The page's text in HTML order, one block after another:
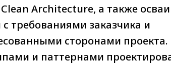
Clean Architecture, а также
требованиями заказчика и
сторонами проекта.
и паттернами